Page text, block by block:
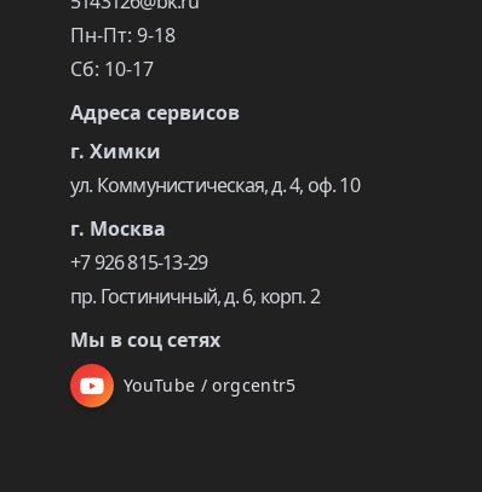
Пн-Пт: 9-18
Сб: 10-17
Адреса сервисов
г. Химки
ул. Коммунистическая, д. 4, оф. 10
г. Москва
+7 926 815-13-29
пр. Гостиничный, д. 6, корп. 2
Мы в соц сетях
YouTube / orgcentr5